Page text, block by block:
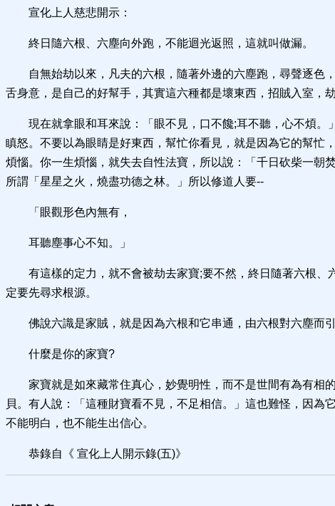
宣化上人慈悲開示：
終日隨六根、六塵向外跑，不能迴光返照，這就叫做漏。
自無始劫以來，凡夫的六根，隨著外邊的六塵跑，尋聲逐
舌身意，是自己的好幫手，其實這六種都是壞東西，招賊入室，
現在就拿眼和耳來說：「眼不見，口不饞;耳不聽，心不煩
瞋怒。不要以為眼睛是好東西，幫忙你看見，就是因為它的幫忙
煩惱。你一生煩惱，就失去自性法寶，所以說：「千日砍柴一朝
所謂「星星之火，燒盡功德之林。」所以修道人要--
「眼觀形色內無有，
耳聽塵事心不知。」
有這樣的定力，就不會被劫去家寶;要不然，終日隨著六根
定要先尋求根源。
佛說六識是家賊，就是因為六根和它串通，由六根對六塵而
什麼是你的家寶?
家寶就是如來藏常住真心，妙覺明性，而不是世間有為有相
貝。有人說：「這種財寶看不見，不足相信。」這也難怪，因
不能明白，也不能生出信心。
恭錄自《 宣化上人開示錄(五)》